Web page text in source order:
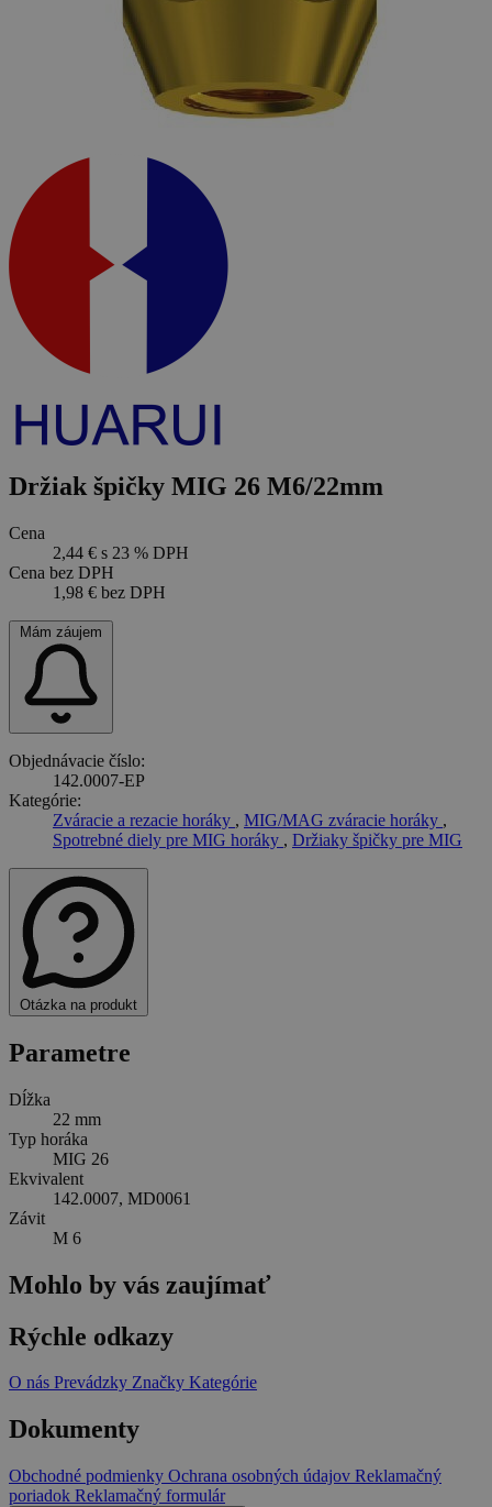
Držiak špičky MIG 26 M6/22mm
Cena
2,44 € s 23 % DPH
Cena bez DPH
1,98 € bez DPH
Mám záujem
Objednávacie číslo:
142.0007-EP
Kategórie:
Zváracie a rezacie horáky , MIG/MAG zváracie horáky ,
Spotrebné diely pre MIG horáky , Držiaky špičky pre MIG
Otázka na produkt
Parametre
Dĺžka
22 mm
Typ horáka
MIG 26
Ekvivalent
142.0007, MD0061
Závit
M 6
Mohlo by vás zaujímať
Rýchle odkazy
O nás Prevádzky Značky Kategórie
Dokumenty
Obchodné podmienky Ochrana osobných údajov Reklamačný
poriadok Reklamačný formulár